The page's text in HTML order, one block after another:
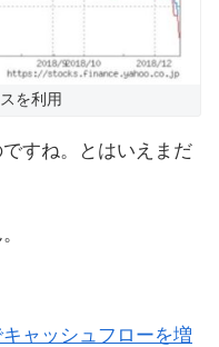
を利用
すね。とはいえまだ
ャッシュフローを増